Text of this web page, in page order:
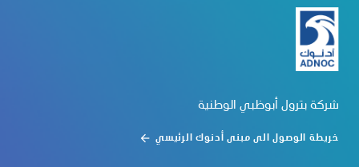
شركة بترول أبوظبي الوطنية
خريطة الوصول الى مبنى أدنوك الرئيسي